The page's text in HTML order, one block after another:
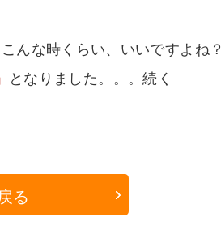
んな時くらい、いいですよね？
となりました。。。続く
る